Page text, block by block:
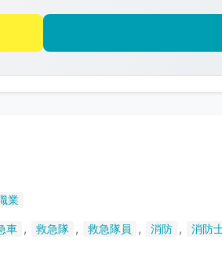
FREE
著
作
権
て
業
車 , 救急隊 , 救急隊員 , 消防 , 消防